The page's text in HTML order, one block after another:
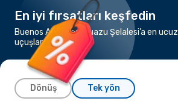
En iyi fırsatları keşfedin
Buenos Aires’dan Iguazu Şelalesi’a en ucuz
uçuşları keşfedin
Dönüş Tek yön